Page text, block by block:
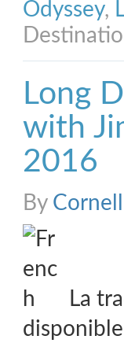
Odyssey,
Long
with
2016
By
La